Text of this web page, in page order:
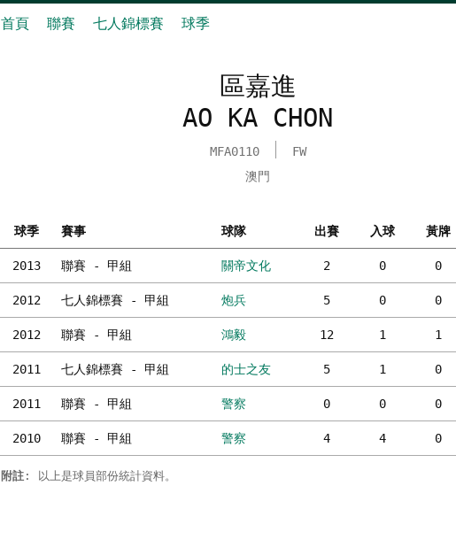
首頁 聯賽 七人錦標賽 球季
區嘉進
AO KA CHON
MFA0110
FW
澳門
球季 賽事 球隊 出賽 入球 黃牌
2013 聯賽 - 甲組 關帝文化 2 0 0
2012 七人錦標賽 - 甲組 炮兵 5 0 0
2012 聯賽 - 甲組 鴻毅 12 1 1
2011 七人錦標賽 - 甲組 的士之友 5 1 0
2011 聯賽 - 甲組 警察 0 0 0
2010 聯賽 - 甲組 警察 4 4 0
附註 : 以上是球員部份統計資料。